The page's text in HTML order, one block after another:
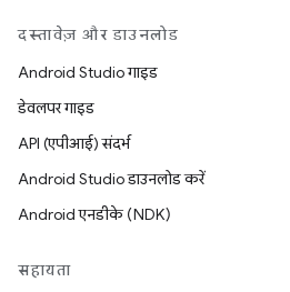
दस्तावेज़ और डाउनलोड
Android Studio गाइड
डेवलपर गाइड
API (एपीआई) संदर्भ
Android Studio डाउनलोड करें
Android एनडीके (NDK)
सहायता